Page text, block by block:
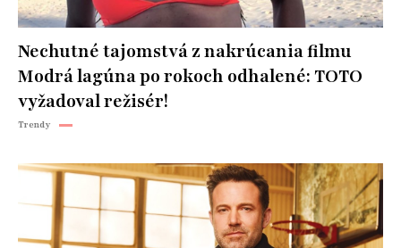
Nechutné tajomstvá z nakrúcania filmu
Modrá lagúna po rokoch odhalené: TOTO
vyžadoval režisér!
Trendy